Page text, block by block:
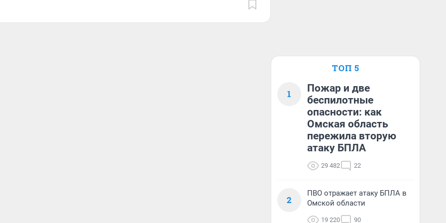
ТОП 5
1
Пожар и две
беспилотные
опасности: как
Омская область
пережила вторую
атаку БПЛА
29 482 22
2
ПВО отражает атаку БПЛА в
Омской области
19 220 90